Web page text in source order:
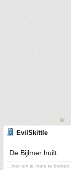
EvilSkittle
De Bijlmer huilt.
...hier om je mars te breken.